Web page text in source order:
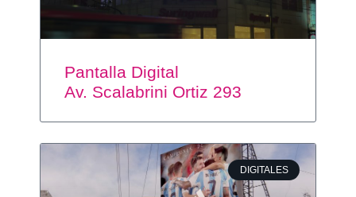
Pantalla Digital
Av. Scalabrini Ortiz 293
DIGITALES